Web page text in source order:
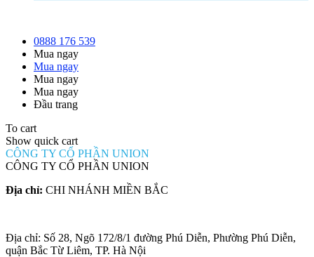
0888 176 539
Mua ngay
Mua ngay
Mua ngay
Mua ngay
Đầu trang
To cart
Show quick cart
CÔNG TY CỔ PHẦN UNION
CÔNG TY CỔ PHẦN UNION
Địa chỉ: CHI NHÁNH MIỀN BẮC
Địa chỉ: Số 28, Ngõ 172/8/1 đường Phú Diễn, Phường Phú Diễn,
quận Bắc Từ Liêm, TP. Hà Nội